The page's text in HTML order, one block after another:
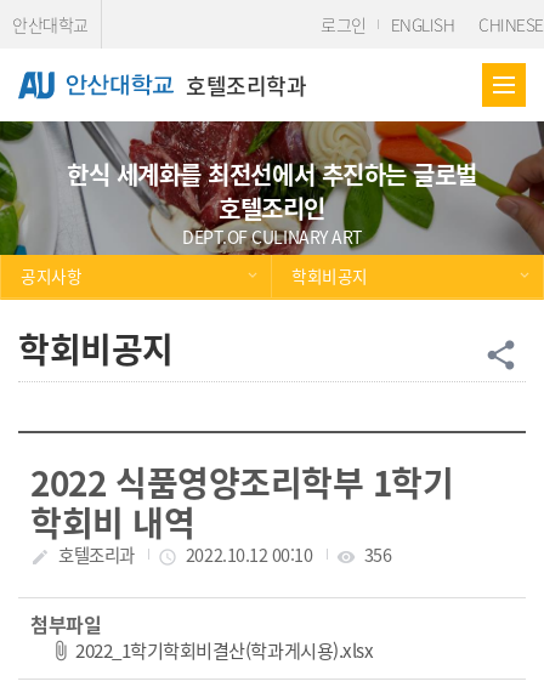
Skip Menu
안산대학교 로그인 ENGLISH CHINESE
호텔조리학과
한식 세계화를 최전선에서 추진하는 글로벌
호텔조리인
DEPT.OF CULINARY ART
공지사항
학회비공지
학회비공지 공
share
2022 식품영양조리학부 1학기
학회비 내역
작성자
create 호텔조리과 작성일
access_time 2022.10.12 00:10 조회수
visibility 356
첨부파일
2022_1학기학회비결산(학과게시용).xlsx